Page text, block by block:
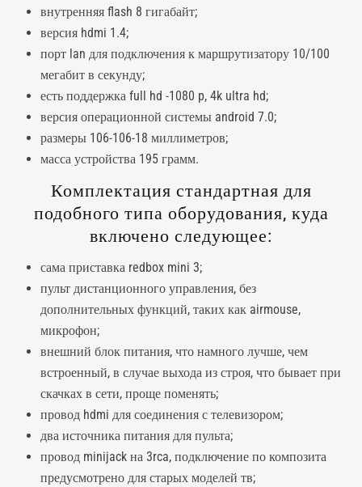
внутренняя flash 8 гигабайт;
версия hdmi 1.4;
порт lan для подключения к маршрутизатору 10/100
мегабит в секунду;
есть поддержка full hd -1080 p, 4k ultra hd;
версия операционной системы android 7.0;
размеры 106-106-18 миллиметров;
масса устройства 195 грамм.
Комплектация стандартная для
подобного типа оборудования, куда
включено следующее:
сама приставка redbox mini 3;
пульт дистанционного управления, без
дополнительных функций, таких как airmouse,
микрофон;
внешний блок питания, что намного лучше, чем
встроенный, в случае выхода из строя, что бывает при
скачках в сети, проще поменять;
провод hdmi для соединения с телевизором;
два источника питания для пульта;
провод minijack на 3rca, подключение по композита
предусмотрено для старых моделей тв;